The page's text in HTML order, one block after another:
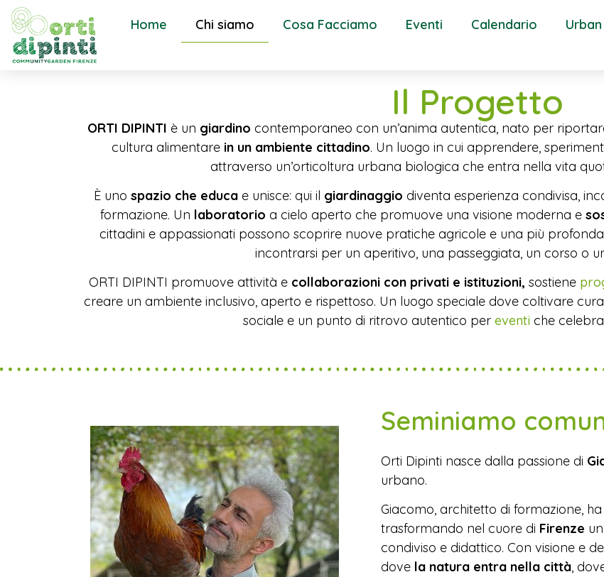
Home Chi siamo Cosa Facciamo Eventi Calendario
Il Progetto
ORTI DIPINTI è un giardino contemporaneo con un’anima autentica, nato per
cultura alimentare in un ambiente cittadino. Un luogo in cui apprendere,
attraverso un’orticoltura urbana biologica che entra nella vita
È uno spazio che educa e unisce: qui il giardinaggio diventa esperienza condivisa,
formazione. Un laboratorio a cielo aperto che promuove una visione moderna e
cittadini e appassionati possono scoprire nuove pratiche agricole e una più
incontrarsi per un aperitivo, una passeggiata, un corso o
ORTI DIPINTI promuove attività e collaborazioni con privati e istituzioni, sostiene
creare un ambiente inclusivo, aperto e rispettoso. Un luogo speciale dove coltivare
sociale e un punto di ritrovo autentico per eventi che
Seminiamo
Orti Dipinti nasce dalla passione di
urbano.
Giacomo, architetto di formazione,
trasformando nel cuore di Firenze
condiviso e didattico. Con visione e
dove la natura entra nella città,